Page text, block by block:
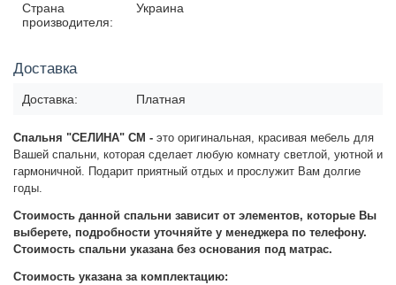
Страна
производителя:
Украина
Доставка
Доставка: Платная
Спальня "СЕЛИНА" СМ - это оригинальная, красивая мебель для
Вашей спальни, которая сделает любую комнату светлой, уютной и
гармоничной. Подарит приятный отдых и прослужит Вам долгие
годы.
Стоимость данной спальни зависит от элементов, которые Вы
выберете, подробности уточняйте у менеджера по телефону.
Стоимость спальни указана без основания под матрас.
Стоимость указана за комплектацию: